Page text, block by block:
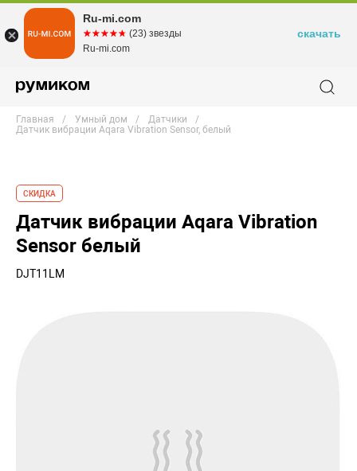
Главная Умный дом
Датчики
Датчик вибрации Aqara Vibration Sensor, белый
СКИДКА
Датчик вибрации Aqara Vibration
Sensor белый
DJT11LM
Ru-mi.com
☆☆☆☆☆
★★★★★ (23) звезды
Ru-mi.com
скачать